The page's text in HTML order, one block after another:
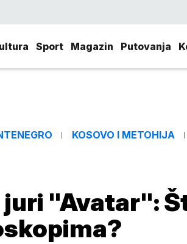
Sport Magazin Putovanja
KOSOVO I METOHIJA
"Avatar":